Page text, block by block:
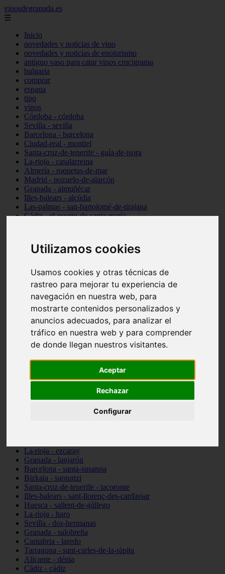
Utilizamos cookies
Usamos cookies y otras técnicas de
rastreo para mejorar tu experiencia de
navegación en nuestra web, para
mostrarte contenidos personalizados y
anuncios adecuados, para analizar el
tráfico en nuestra web y para comprender
de donde llegan nuestros visitantes.
Aceptar
Rechazar
Configurar
vinosdegranada.es
☰
Inicio
novedades y noticias de vino
novedades y noticias de enoturismo
antiguo vaso para catar vinos crucigrama
bulgaria
comprar
espana
tipo
vinos
Córdoba - córdoba
Sevilla - sevilla
Barcelona - barcelona
Ciudad-real - montiel
Santa-cruz-de-tenerife - guía-de-isora
La-rioja - casalarreina
Almería - roquetas-de-mar
Madrid - pozuelo-de-alarcón
Granada - almuñécar
Illes-balears - alcúdia
Las-palmas - san-bartolomé-de-tirajana
Cádiz - el-puerto-de-santa-maría
Santa-cruz-de-tenerife - los-llanos-de-aridane
Cantabria - suances
Granada - monachil
Huesca - isábena
Huesca - alquézar
Huesca - castejón-de-sos
Sevilla - marinaleda
Córdoba - almedinilla
Navarra - zangoza
Cantabria - arenas-de-iguña
Barcelona - la-pobla-de-lillet
Las-palmas - yaiza
Valladolid - fuensaldaña
La-rioja - ezcaray
Granada - lanjarón
Barcelona - santa-susanna
Bizkaia - santurtzi
Santa-cruz-de-tenerife - tacoronte
Illes-balears - sant-llorenç-des-cardassar
Huesca - sallent-de-gállego
La-rioja - haro
Sevilla - dos-hermanas
Granada - salobreña
Cantabria - laredo
Tarragona - sant-carles-de-la-ràpita
Alicante - dénia
Cádiz - cádiz